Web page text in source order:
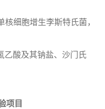
细胞增生李斯特氏菌，
乙酸及其钠盐、沙门氏
项目